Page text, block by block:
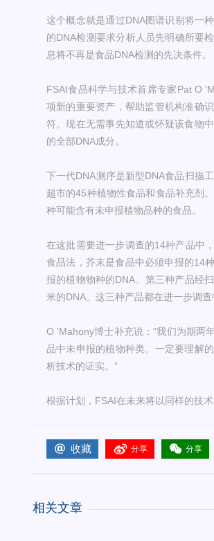
这个概念就是通过DNA图谱识别将一
的DNA检测要求分析人员先明确所
息将不再是食品DNA检测的先决条件。
FSAI食品科学与技术首席专家Pat O
项新的重要资产，帮助监管机构准确
符。现在无需事先知道或怀疑该食物
的全部DNA成分。
下一代DNA测序是新型DNA食品扫描
超市的45种植物性食品和食品补充剂
种可能含有未申报植物品种的食品。
在这批需要进一步调查的14种产品中
食品法，芥末是食品中必须申报的
报的植物物种的DNA。第三种产品经
米的DNA。这三种产品都在进一步调查
O 'Mahony博士补充说：“我们为期两
品中未申报的植物种类。一定要理解
析技术的证实。”
根据计划，FSAI在未来将以同样的技
收藏 分享 分享
相关文章